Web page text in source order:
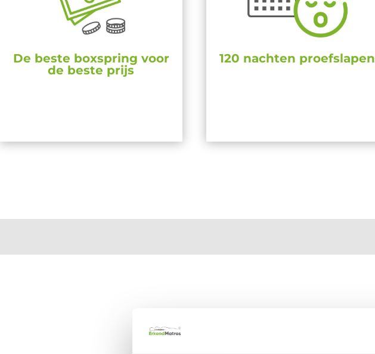
De beste boxspring voor
de beste prijs
120 nachten proefslapen